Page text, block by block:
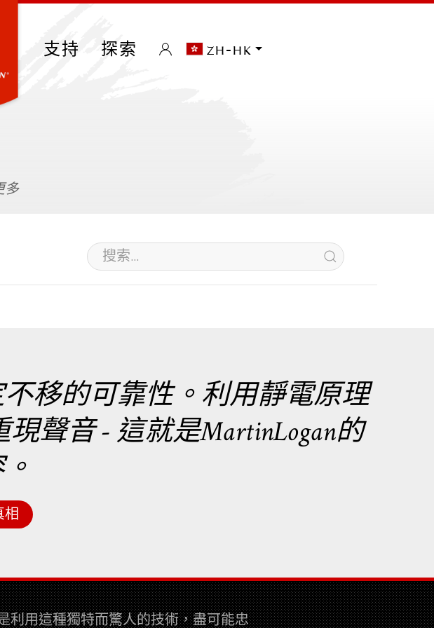
支持 探索 zh-hk
多
移的可靠性。利用靜電原理
聲音 - 這就是MartinLogan的
利用這種獨特而驚人的技術，盡可能忠